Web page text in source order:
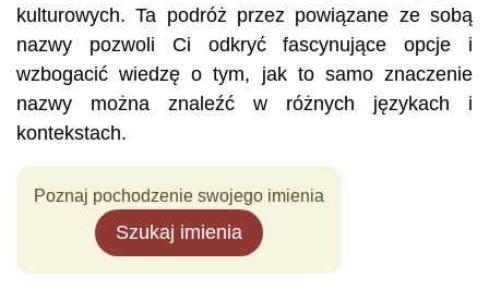
kulturowych. Ta podróż przez powiązane ze sobą
nazwy pozwoli Ci odkryć fascynujące opcje i
wzbogacić wiedzę o tym, jak to samo znaczenie
nazwy można znaleźć w różnych językach i
kontekstach.
Poznaj pochodzenie swojego imienia
Szukaj imienia